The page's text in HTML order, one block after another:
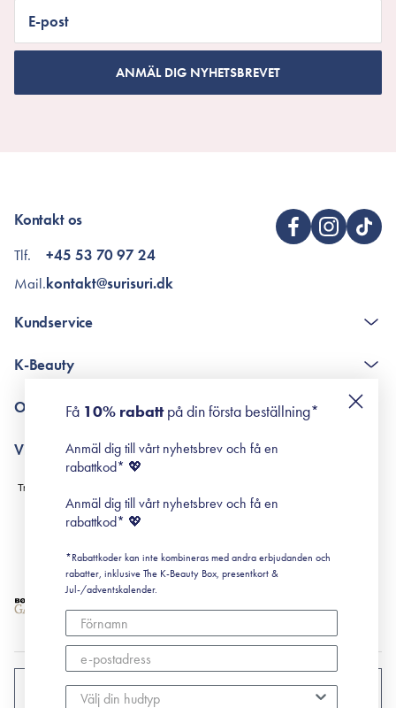
E-post
ANMÄL DIG NYHETSBREVET
Kontakt os
Tlf.
Mail.
+45 53 70 97 24
kontakt@surisuri.dk
Kundservice
Poängshop - frågor och svar
K-Beauty
Retinol för nybörjare
Om Surisuri
Black Friday
Villkor
Leverans & Retur
Köpvillkor
Prenumerationsvillkor
Cookiepolicy
SVERIGE
Få 10% rabattpå din första beställning*
Anmäl dig till vårt nyhetsbrev och få en
rabattkod* 💖
Anmäl dig till vårt nyhetsbrev och få en
rabattkod* 💖
*Rabattkoder kan inte kombineras med andra erbjudanden och
rabatter, inklusive The K-Beauty Box, presentkort &
Jul-/adventskalender.